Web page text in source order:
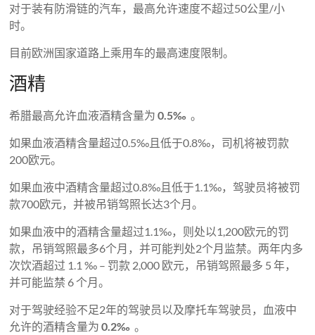
对于装有防滑链的汽车，最高允许速度不超过50公里/小
时。
目前欧洲国家道路上乘用车的最高速度限制。
酒精
希腊最高允许血液酒精含量为0.5‰ 。
如果血液酒精含量超过0.5‰且低于0.8‰，司机将被罚款
200欧元。
如果血液中酒精含量超过0.8‰且低于1.1‰，驾驶员将被罚
款700欧元，并被吊销驾照长达3个月。
如果血液中的酒精含量超过1.1‰，则处以1,200欧元的罚
款，吊销驾照最多6个月，并可能判处2个月监禁。两年内多
次饮酒超过 1.1 ‰ – 罚款 2,000 欧元，吊销驾照最多 5 年，
并可能监禁 6 个月。
对于驾驶经验不足2年的驾驶员以及摩托车驾驶员，血液中
允许的酒精含量为0.2‰ 。